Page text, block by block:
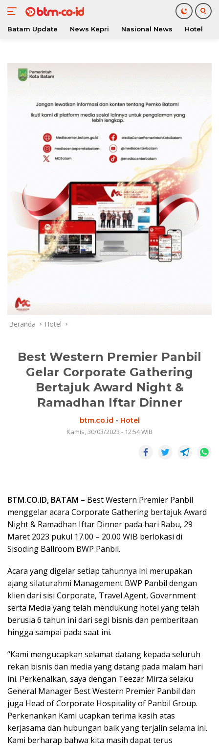
konten
Batam Update News Kepri Nasional News Hotel
Beranda Hotel
Best Western Premier Panbil
Gelar Corporate Gathering
Bertajuk Award Night &
Ramadhan Iftar Dinner
btm.co.id - Hotel
Kamis, 30/03/2023 - 12:54 WIB
BTM.CO.ID, BATAM – Best Western Premier Panbil
menggelar acara Corporate Gathering bertajuk Award
Night & Ramadhan Iftar Dinner pada hari Rabu, 29
Maret 2023 pukul 17.00 – 20.00 WIB berlokasi di
Sisoding Ballroom BWP Panbil.
Acara yang digelar setiap tahunnya ini merupakan
ajang silaturahmi Management BWP Panbil dengan
klien dari sisi Corporate, Travel Agent, Government
serta Media yang telah mendukung hotel yang telah
berusia 6 tahun ini dari segi bisnis dan pemberitaan
hingga sampai pada saat ini.
“Kami mengucapkan selamat datang kepada seluruh
rekan bisnis dan media yang datang pada malam hari
ini. Perkenalkan, saya dengan Teezar Mirza selaku
General Manager Best Western Premier Panbil dan
juga Head of Corporate Hospitality of Panbil Group.
Perkenankan Kami ucapkan terima kasih atas
kerjasama dan hubungan baik yang terjalin selama ini.
Kami berharap bahwa kita masih dapat terus